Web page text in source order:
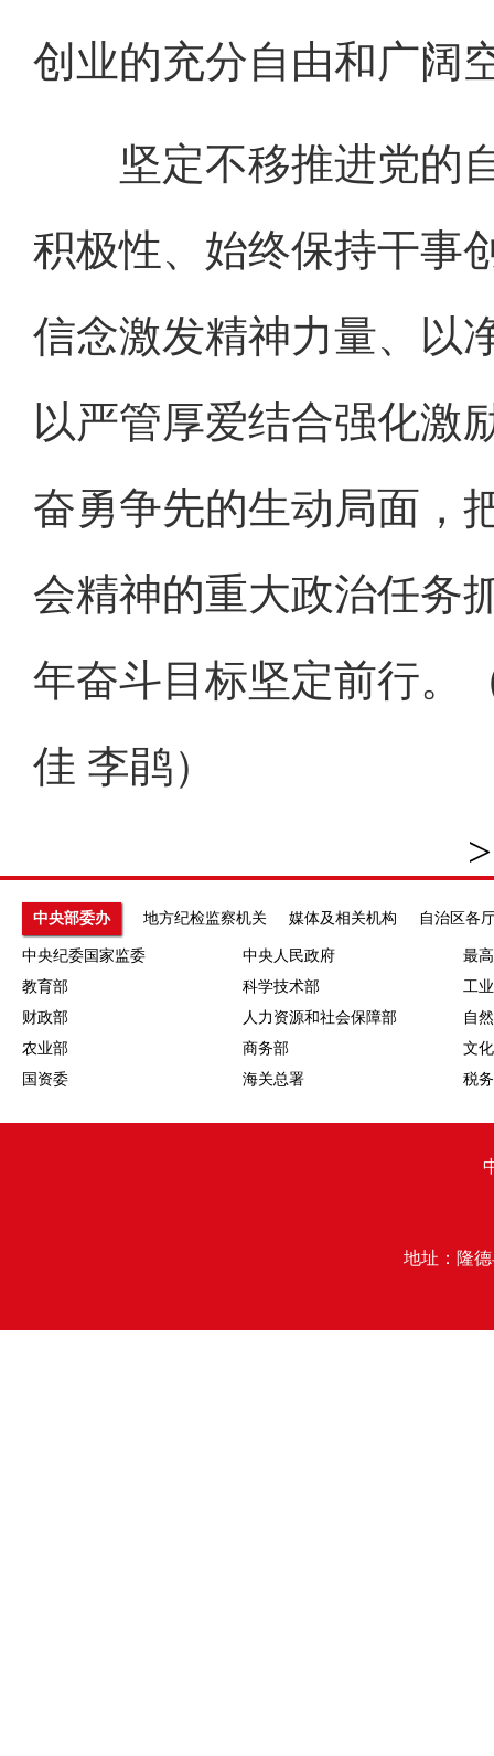
创业的充分自由和广阔
坚定不移推进党的自
积极性、始终保持干事
信念激发精神力量、以
以严管厚爱结合强化激
奋勇争先的生动局面，
会精神的重大政治任务
年奋斗目标坚定前行。
佳 李鹃）
中央部委办 地方纪检监察机关 媒体及相关机构 自治区各
中央纪委国家监委 中央人民政府
最
教育部
科学技术部
工
财政部
人力资源和社会保障部
自
农业部
商务部
文
国资委
海关总署 税
地址：隆